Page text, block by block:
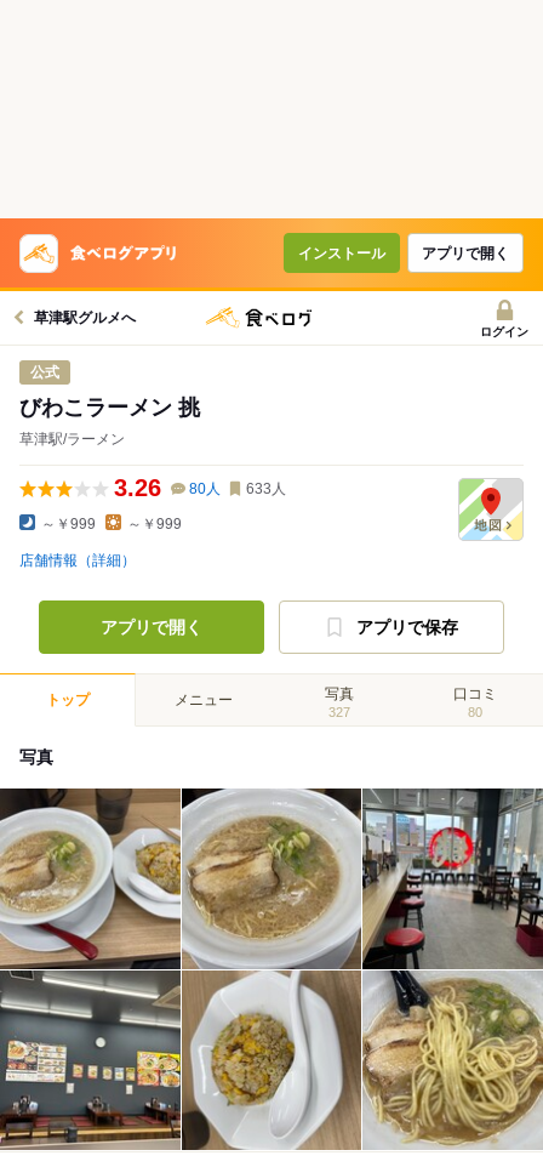
インストール アプリで開く
草津駅グルメへ
ログイン
公式
びわこラーメン 挑
草津駅/ラーメン
3.26 80人 633 人
～￥999 ～￥999
店舗情報（詳細）
アプリで開く アプリで保存
トップ メニュー 写真
327
口コミ
80
写真